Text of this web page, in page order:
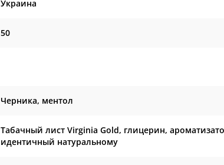
Украина
50
Черника, ментол
Табачный лист Virginia Gold, глицерин,
идентичный натуральному